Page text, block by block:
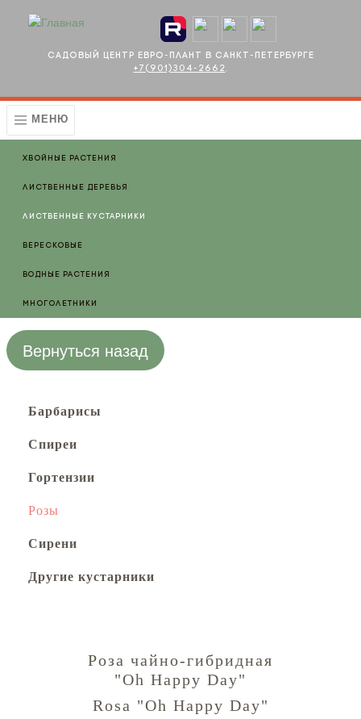
Садовый центр Евро-плант в Санкт-Петербурге
+7(901)304-2662.
МЕНЮ
Хвойные растения
Лиственные деревья
Лиственные кустарники
Вересковые
Водные растения
Многолетники
Вернуться назад
Барбарисы
Спиреи
Гортензии
Розы
Сирени
Другие кустарники
Роза чайно-гибридная
"Oh Happy Day"
Rosa "Oh Happy Day"